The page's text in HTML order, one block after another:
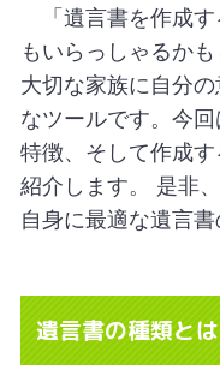
「遺言書を作成す
もいらっしゃるか
大切な家族に自分
なツールです。今
特徴、そして作成
紹介します。 是非
自身に最適な遺言
遺言書の種類と